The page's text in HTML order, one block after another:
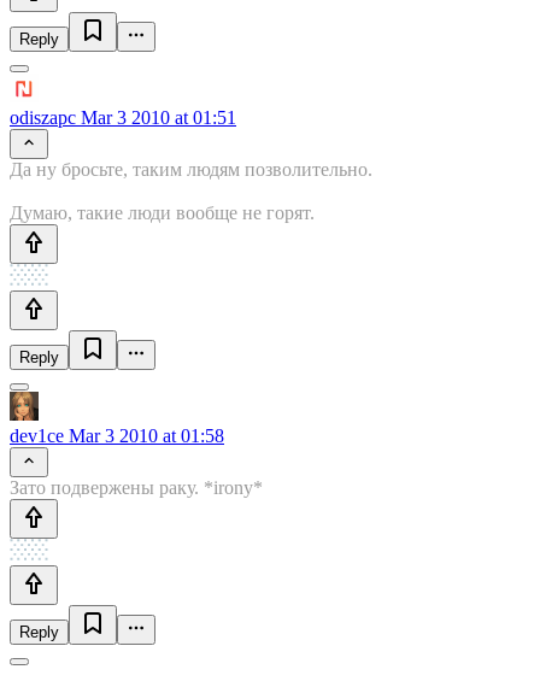
Reply
odiszapc Mar 3 2010 at 01:51
Да ну бросьте, таким людям позволительно.
Думаю, такие люди вообще не горят.
Reply
dev1ce Mar 3 2010 at 01:58
Зато подвержены раку. *irony*
Reply